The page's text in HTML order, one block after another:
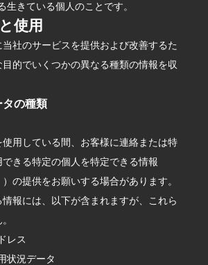
生きている個人のことです。
使用
社のサービスを提供および改善するた
的でいくつかの異なる種類の情報を収
タの種類
用している間、お客様に連絡または特
きる特定の個人を特定できる情報
）の提供をお願いする場合があります。
報には、以下が含まれますが、これら
レス
状況データ